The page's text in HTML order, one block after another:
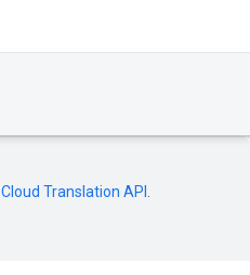
Cloud Translation API